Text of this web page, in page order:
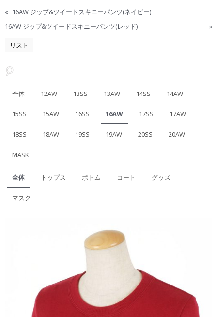
« 16AW ジップ&ツイードスキニーパンツ(ネイビー)
16AW ジップ&ツイードスキニーパンツ(レッド)
»
リスト
全体 12AW 13SS 13AW 14SS 14AW
15SS 15AW 16SS 16AW 17SS 17AW
18SS 18AW 19SS 19AW 20SS 20AW
MASK
全体 トップス ボトム コート グッズ
マスク